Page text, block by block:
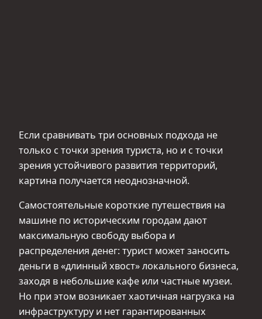
Если сравнивать три основных подхода не
только с точки зрения туриста, но и с точки
зрения устойчивого развития территорий,
картина получается неоднозначной.
Самостоятельные короткие путешествия на
машине по историческим городам дают
максимальную свободу выбора и
распределения денег: турист может заносить
деньги в «длинный хвост» локального бизнеса,
заходя в небольшие кафе или частные музеи.
Но при этом возникает хаотичная нагрузка на
инфраструктуру и нет гарантированных